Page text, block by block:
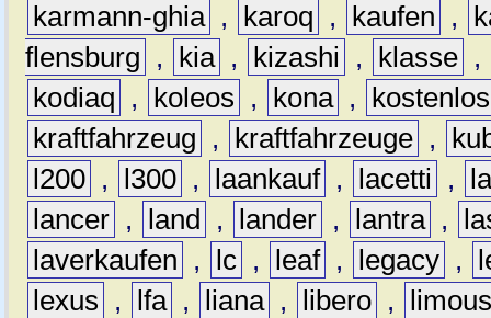
karmann-ghia , karoq , kaufen ,
flensburg
, kia , kizashi , klasse ,
kodiaq
, koleos , kona ,
kostenlos
kraftfahrzeug
, kraftfahrzeuge ,
l200 , l300 , laankauf , lacetti ,
lancer , land , lander , lantra ,
laverkaufen
, lc , leaf , legacy ,
lexus
, lfa , liana , libero ,